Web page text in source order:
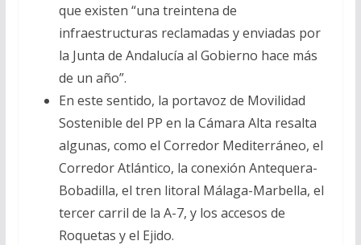
que existen “una treintena de
infraestructuras reclamadas y enviadas por
la Junta de Andalucía al Gobierno hace más
de un año”.
En este sentido, la portavoz de Movilidad
Sostenible del PP en la Cámara Alta resalta
algunas, como el Corredor Mediterráneo, el
Corredor Atlántico, la conexión Antequera-
Bobadilla, el tren litoral Málaga-Marbella, el
tercer carril de la A-7, y los accesos de
Roquetas y el Ejido.